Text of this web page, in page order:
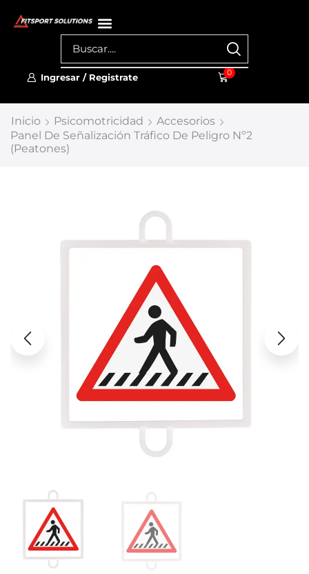
Ingresar / Registrate 0
Inicio Psicomotricidad
Accesorios
Panel De Señalización Tráfico De Peligro Nº2
(Peatones)